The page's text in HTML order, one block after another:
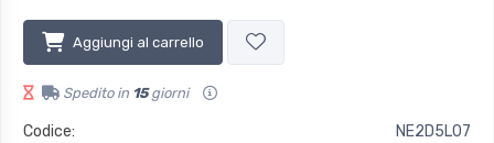
Aggiungi al carrello
Spedito in 15giorni
Codice:
NE2D5L07